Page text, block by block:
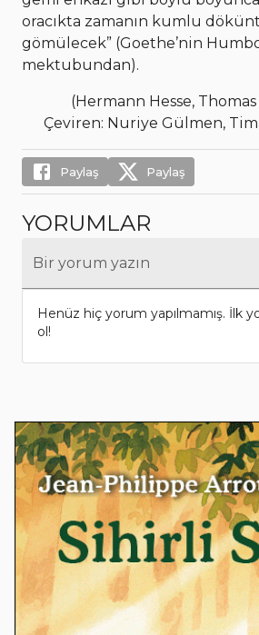
oracıkta zamanın kumlu
gömülecek” (Goethe’nin
mektubundan).
(Hermann Hesse,
Çeviren: Nuriye Gülmen,
Paylaş Paylaş
YORUMLAR
Bir yorum yazın
Henüz hiç yorum yapılmamış. İlk
ol!